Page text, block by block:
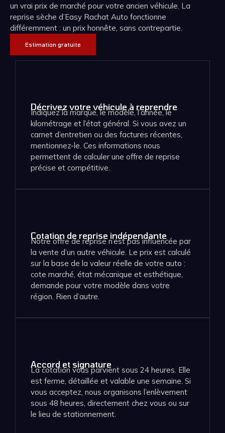
un vrai prix de marché pour votre ancien véhicule. La
reprise sèche d’Easy Rachat Auto fonctionne
différemment : un prix honnête, sans contrepartie.
Estimation gratuite
Décrivez votre véhicule à reprendre
Indiquez la marque, le modèle, l’année, le
kilométrage et l’état général. Si vous avez un
carnet d’entretien ou des factures récentes,
mentionnez-le. Ces informations nous
permettent de calculer une offre de reprise
précise et compétitive.
Cotation de reprise indépendante
Notre offre de reprise n’est pas influencée par
la vente d’un autre véhicule. Le prix est calculé
sur la base de la valeur réelle de votre auto :
cote marché, état mécanique et esthétique,
demande pour votre modèle dans votre
région. Rien d’autre.
Accord et signature
La cotation vous parvient sous 24 heures. Elle
est ferme, détaillée et valable une semaine. Si
vous acceptez, nous organisons l’enlèvement
sous 48 heures, directement chez vous ou sur
le lieu de stationnement.